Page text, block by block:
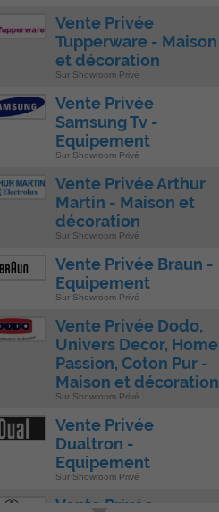
Vente Privée
Tupperware - Maison
et décoration
Sur Showroom Privé
Vente Privée
Samsung Tv -
Equipement
Sur Showroom Privé
Vente Privée Arthur
Martin - Maison et
décoration
Sur Showroom Privé
Vente Privée Braun -
Equipement
Sur Showroom Privé
Vente Privée Dodo,
Univers Decor, Home
Passion, Coton Pur -
Maison et décoration
Sur Showroom Privé
Vente Privée
Dualtron -
Equipement
Sur Showroom Privé
Vente Privée